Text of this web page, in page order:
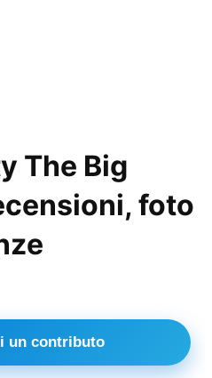
The Big
foto
un contributo